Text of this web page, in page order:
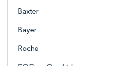
Baxter
Bayer
Roche